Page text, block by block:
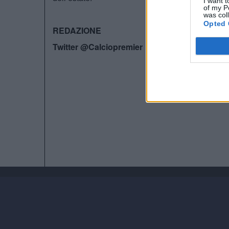
of my
was
Opted
REDAZIONE
Twitter @Calciopremier